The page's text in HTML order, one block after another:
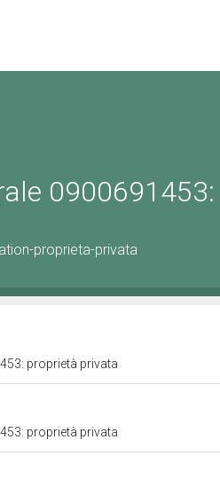
proprieta-privata
proprietà privata
proprietà privata